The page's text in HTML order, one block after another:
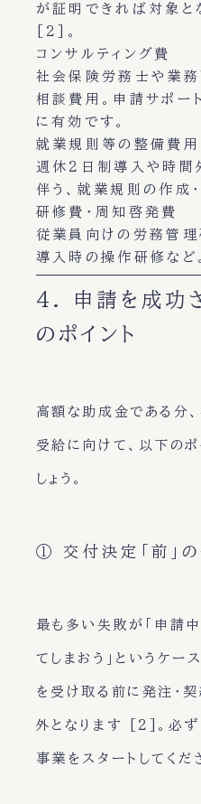
が証明できれば対象と
[2]。
コンサルティング費
社会保険労務士や業務
相談費用。申請サポー
に有効です。
就業規則等の整備費用
週休2日制導入や時間
伴う、就業規則の作成
研修費・周知啓発費
従業員向けの労務管理
導入時の操作研修など。
4. 申請を成功
のポイント
高額な助成金である分
受給に向けて、以下のポ
しょう。
① 交付決定「前」の
最も多い失敗が「申請
てしまおう」というケー
を受け取る前に発注・
外 となります [2]。必
事業をスタートしてくだ